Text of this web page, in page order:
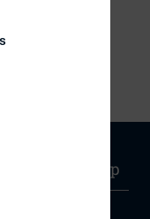
Sitemap